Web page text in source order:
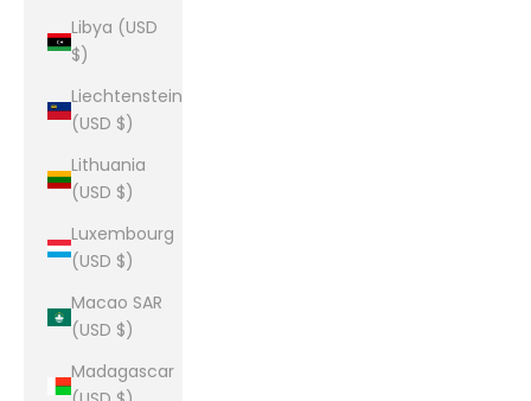
Libya (USD
$)
Liechtenstein
(USD $)
Lithuania
(USD $)
Luxembourg
(USD $)
Macao SAR
(USD $)
Madagascar